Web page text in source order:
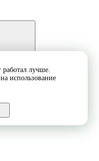
лучше.
использование